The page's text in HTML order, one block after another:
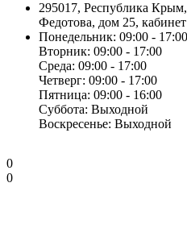
295017, Республика
Федотова, дом 25,
Понедельник: 09:00 - 17:00
Вторник: 09:00 - 17:00
Среда: 09:00 - 17:00
Четверг: 09:00 - 17:00
Пятница: 09:00 - 16:00
Суббота: Выходной
Воскресенье: Выходной
0
0